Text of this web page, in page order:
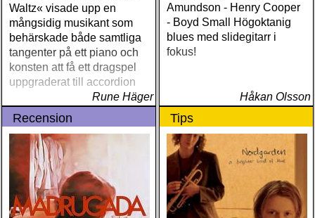
Waltz« visade upp en
mångsidig musikant som
behärskade både samtliga
tangenter på ett piano och
konsten att få ett dragspel
uppgraderat till accordion
Rune Häger
Amundson - Henry Cooper
- Boyd Small Högoktanig
blues med slidegitarr i
fokus!
Håkan Olsson
Recension Tips